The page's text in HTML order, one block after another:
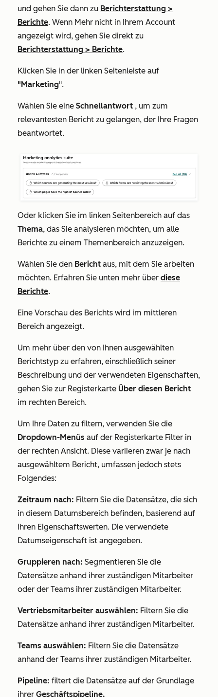
und gehen Sie dann zu Berichterstattung >
Berichte. Wenn Mehr nicht in Ihrem Account
angezeigt wird, gehen Sie direkt zu
Berichterstattung > Berichte.
Klicken Sie in der linken Seitenleiste auf
"Marketing".
Wählen Sie eine Schnellantwort , um zum
relevantesten Bericht zu gelangen, der Ihre Fragen
beantwortet.
Oder klicken Sie im linken Seitenbereich auf das
Thema, das Sie analysieren möchten, um alle
Berichte zu einem Themenbereich anzuzeigen.
Wählen Sie den Bericht aus, mit dem Sie arbeiten
möchten. Erfahren Sie unten mehr über diese
Berichte.
Eine Vorschau des Berichts wird im mittleren
Bereich angezeigt.
Um mehr über den von Ihnen ausgewählten
Berichtstyp zu erfahren, einschließlich seiner
Beschreibung und der verwendeten Eigenschaften,
gehen Sie zur Registerkarte Über diesen Bericht
im rechten Bereich.
Um Ihre Daten zu filtern, verwenden Sie die
Dropdown-Menüs auf der Registerkarte Filter in
der rechten Ansicht. Diese variieren zwar je nach
ausgewähltem Bericht, umfassen jedoch stets
Folgendes:
Zeitraum nach: Filtern Sie die Datensätze, die sich
in diesem Datumsbereich befinden, basierend auf
ihren Eigenschaftswerten. Die verwendete
Datumseigenschaft ist angegeben.
Gruppieren nach: Segmentieren Sie die
Datensätze anhand ihrer zuständigen Mitarbeiter
oder der Teams ihrer zuständigen Mitarbeiter.
Vertriebsmitarbeiter auswählen: Filtern Sie die
Datensätze anhand ihrer zuständigen Mitarbeiter.
Teams auswählen: Filtern Sie die Datensätze
anhand der Teams ihrer zuständigen Mitarbeiter.
Pipeline: filtert die Datensätze auf der Grundlage
ihrer Geschäftspipeline.